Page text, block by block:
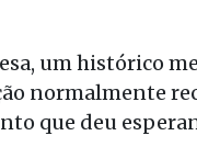
um histórico
normalmente
que deu